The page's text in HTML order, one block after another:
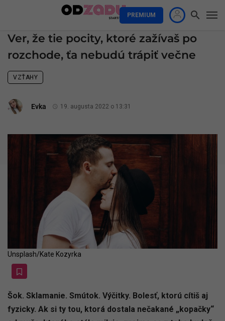
PREMIUM
Ver, že tie pocity, ktoré zažívaš po
rozchode, ťa nebudú trápiť večne
VZŤAHY
Evka 19. augusta 2022 o 13:31
Unsplash/Kate Kozyrka
Šok. Sklamanie. Smútok. Výčitky. Bolesť, ktorú cítiš aj
fyzicky. Ak si ty tou, ktorá dostala nečakané „kopačky“